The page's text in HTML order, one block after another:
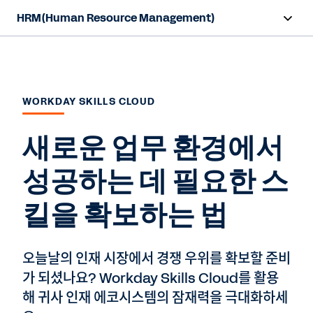
HRM(Human Resource Management)
리소스
전문가 상담
WORKDAY SKILLS CLOUD
새로운 업무 환경에서
성공하는 데 필요한 스
킬을 확보하는 법
오늘날의 인재 시장에서 경쟁 우위를 확보할 준비
가 되셨나요? Workday Skills Cloud를 활용
해 귀사 인재 에코시스템의 잠재력을 극대화하세